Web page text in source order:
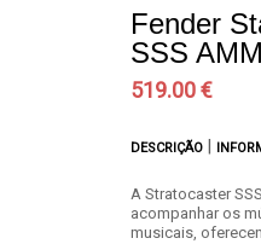
Fender
SSS AMM
519.00 €
DESCRIÇÃO |
A Stratocaster
acompanhar os
musicais,